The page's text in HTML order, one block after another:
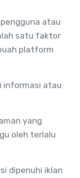
atau
satu faktor
platform
informasi atau
yang
oleh terlalu
dipenuhi iklan